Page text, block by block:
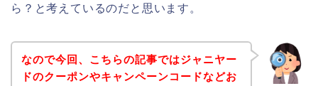
ら？と考えているのだと思います。
なので今回、こちらの記事ではジャニヤー
ドのクーポンやキャンペーンコードなどお